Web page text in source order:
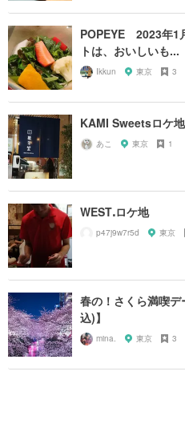
POPEYE 2023年1
トは、おいしいも...
Ikkun 東京 3
KAMI Sweetsロケ
あこ 東京 1
WESTꓸロケ地
p47j9w7r5d 東京
春の！さくら満喫
込)】
mina. 東京 3